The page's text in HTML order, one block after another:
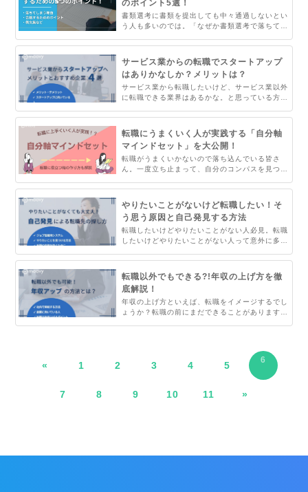
ディスカッションのコツをお教えします。
のポイント5選！
書類選考に書類を提出しても中々通過しないとい
う人も多いのでは。「なぜか書類選考で落ちてし
らない」「書類作成に自信がない」という人は、
書類選考のコツやどうやって選考しているのかを
理解する必要があるかもしれません。本記事では
書類選考を通過するためのポイントを徹底解説し
ます。
サービス業からの転職でスタートアップ
はありかなしか？メリットは？
サービス業から転職したいけど、サービス業以外
に転職できる業界はあるかな。と思っている方も
からスタートアップへの転職にはメリットがたく
さんあります。メリット・デメリットを比較しな
がら、現在サービス業に勤務をしながら転職活動
をしている方の参考になれば幸いです。
転職にうまくいく人が実践する「自分軸
マインドセット」を大公開！
転職がうまくいかないので落ち込んでいる皆さ
ん。一度立ち止まって、自分のコンパスを見つめ
す。自分の軸を持ち、転職活動を進めることで、
転職でミスマッチを起こしてしまう確率を激減で
きます。転職にうまくいった人の事例を交えなが
ら、どのようなマインドセットを持てばいいのか
紹介します。
やりたいことがないけど転職したい！そ
う思う原因と自己発見する方法
転職したいけどやりたいことがない人必見。転職
したいけどやりたいことがない人って意外に多い
型雇用制度への過渡期にある今、転職を自己発見
の良い機会と捉えてみてはいかがでしょうか。や
りたいことの見つけ方のヒントをお届けします。
転職以外でもできる?!年収の上げ方を徹
底解説！
年収の上げ方といえば、転職をイメージするでし
ょうか？転職の前にまだできることがあります！
« 1 2 3 4 5 6
7 8 9 10 11 »